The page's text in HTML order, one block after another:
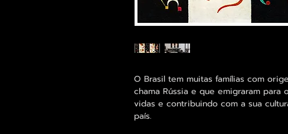
O Brasil tem muitas famílias com
chama Rússia e que emigraram para
vidas e contribuindo com a sua
país.